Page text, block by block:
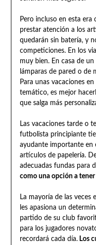
Pero incluso en esta era
prestar atención a los
quedarán sin batería, y
competiciones. En los
muy bien. En casa de
lámparas de pared o de
Para unas vacaciones
temático, es mejor
que salga más
Las vacaciones tarde o
futbolista principiante
ayudante importante en
artículos de papelería.
adecuadas fundas para
como una opción a tener
La mayoría de las veces
les apasiona un
partido de su club
para los jugadores
recordará cada día.Los